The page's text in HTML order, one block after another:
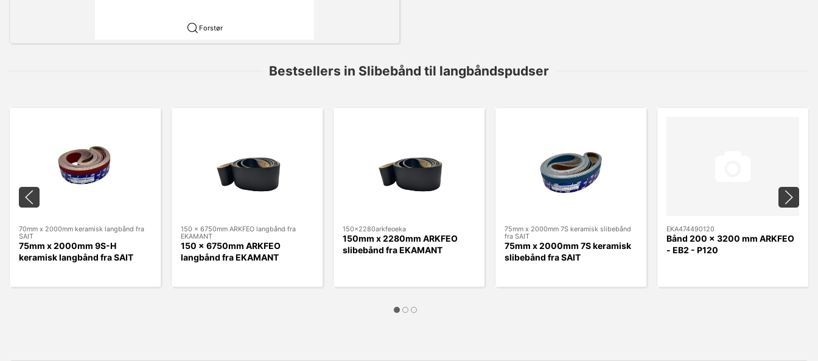
Forstør
Bestsellers in Slibebånd til langbåndspudser
70mm x 2000mm keramisk langbånd fra
SAIT
75mm x 2000mm 9S-H
keramisk langbånd fra SAIT
150 x 6750mm ARKFEO langbånd fra
EKAMANT
150 x 6750mm ARKFEO
langbånd fra EKAMANT
150x2280arkfeoeka
150mm x 2280mm ARKFEO
slibebånd fra EKAMANT
75mm x 2000mm 7S keramisk slibebånd
fra SAIT
75mm x 2000mm 7S keramisk
slibebånd fra SAIT
EKA474490120
Bånd 200 x 3200 mm ARKFEO
- EB2 - P120